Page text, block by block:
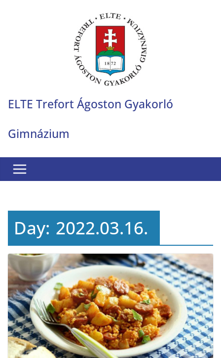
ELTE Trefort Ágoston Gyakorló
Gimnázium
Day: 2022.03.16.